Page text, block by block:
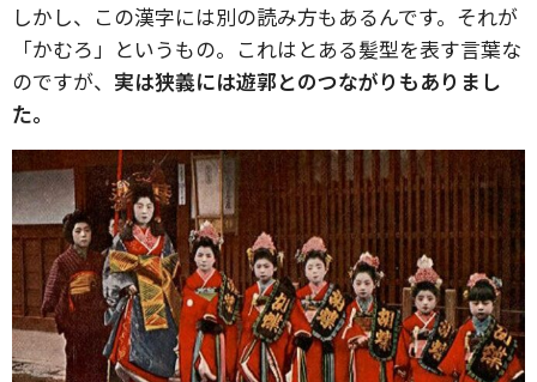
しかし、この漢字には別の読み方もあるんです。それが
「かむろ」というもの。これはとある髪型を表す言葉な
のですが、 実は狭義には遊郭とのつながりもありまし
た。